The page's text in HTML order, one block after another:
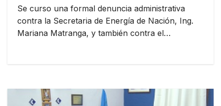
Se curso una formal denuncia administrativa
contra la Secretaria de Energía de Nación, Ing.
Mariana Matranga, y también contra el…